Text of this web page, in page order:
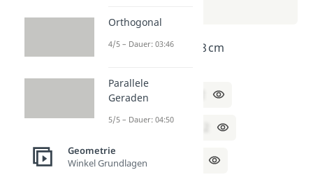
b) U = 24 cm, a = 8 cm
b = (U – 2 · a) / 2
b = (24 – 2 · 8) / 2
b = (24 – 16) / 2
Orthogonal
4/5 – Dauer: 03:46
Parallele
Geraden
5/5 – Dauer: 04:50
Geometrie
Winkel Grundlagen